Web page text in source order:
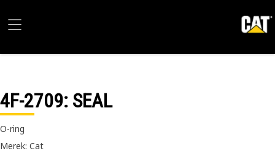
4F-2709: SEAL
O-ring
Merek: Cat